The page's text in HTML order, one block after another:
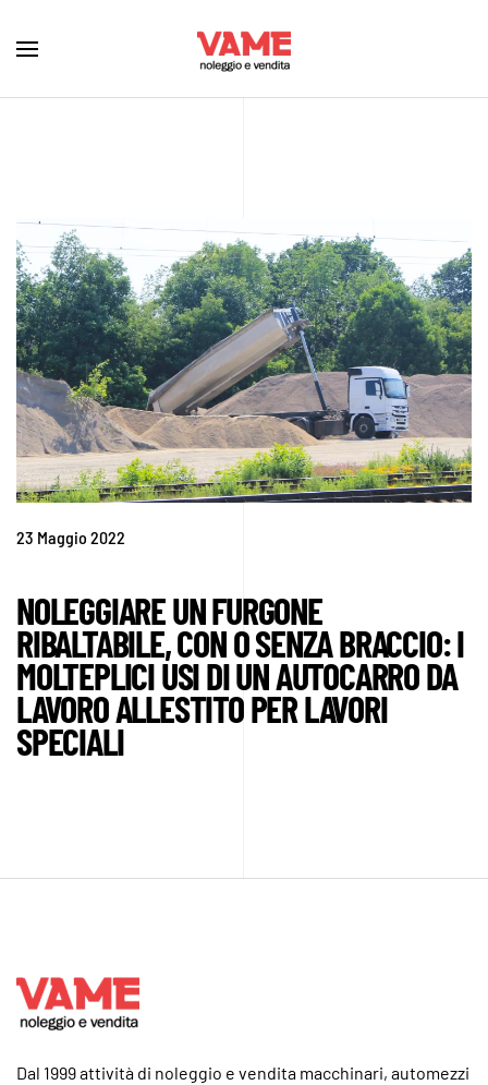
23 Maggio 2022
NOLEGGIARE UN FURGONE
RIBALTABILE, CON O SENZA BRACCIO: I
MOLTEPLICI USI DI UN AUTOCARRO DA
LAVORO ALLESTITO PER LAVORI
SPECIALI
Dal 1999 attività di noleggio e vendita macchinari, automezzi